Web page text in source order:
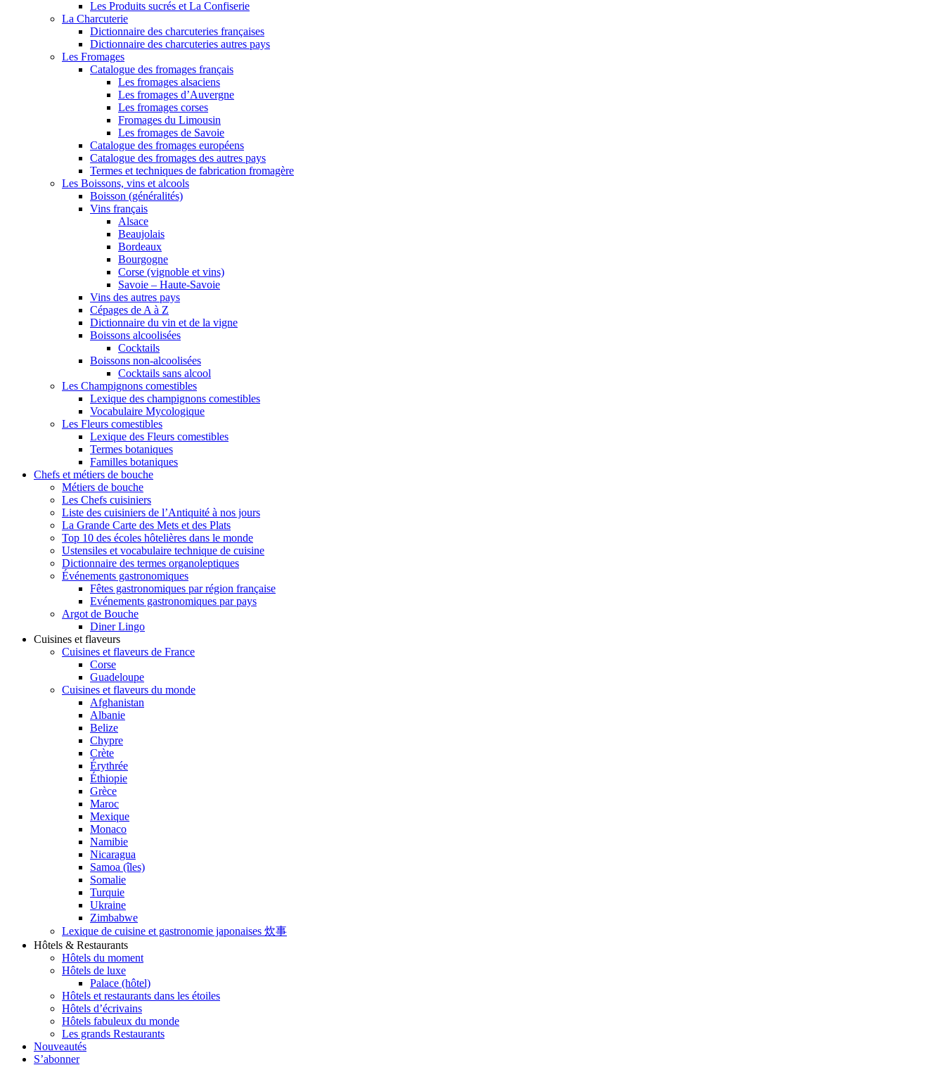
Les Produits sucrés et La Confiserie
La Charcuterie
Dictionnaire des charcuteries françaises
Dictionnaire des charcuteries autres pays
Les Fromages
Catalogue des fromages français
Les fromages alsaciens
Les fromages d’Auvergne
Les fromages corses
Fromages du Limousin
Les fromages de Savoie
Catalogue des fromages européens
Catalogue des fromages des autres pays
Termes et techniques de fabrication fromagère
Les Boissons, vins et alcools
Boisson (généralités)
Vins français
Alsace
Beaujolais
Bordeaux
Bourgogne
Corse (vignoble et vins)
Savoie – Haute-Savoie
Vins des autres pays
Cépages de A à Z
Dictionnaire du vin et de la vigne
Boissons alcoolisées
Cocktails
Boissons non-alcoolisées
Cocktails sans alcool
Les Champignons comestibles
Lexique des champignons comestibles
Vocabulaire Mycologique
Les Fleurs comestibles
Lexique des Fleurs comestibles
Termes botaniques
Familles botaniques
Chefs et métiers de bouche
Métiers de bouche
Les Chefs cuisiniers
Liste des cuisiniers de l’Antiquité à nos jours
La Grande Carte des Mets et des Plats
Top 10 des écoles hôtelières dans le monde
Ustensiles et vocabulaire technique de cuisine
Dictionnaire des termes organoleptiques
Événements gastronomiques
Fêtes gastronomiques par région française
Evénements gastronomiques par pays
Argot de Bouche
Diner Lingo
Cuisines et flaveurs
Cuisines et flaveurs de France
Corse
Guadeloupe
Cuisines et flaveurs du monde
Afghanistan
Albanie
Belize
Chypre
Crète
Érythrée
Éthiopie
Grèce
Maroc
Mexique
Monaco
Namibie
Nicaragua
Samoa (îles)
Somalie
Turquie
Ukraine
Zimbabwe
Lexique de cuisine et gastronomie japonaises 炊事
Hôtels & Restaurants
Hôtels du moment
Hôtels de luxe
Palace (hôtel)
Hôtels et restaurants dans les étoiles
Hôtels d’écrivains
Hôtels fabuleux du monde
Les grands Restaurants
Nouveautés
S’abonner